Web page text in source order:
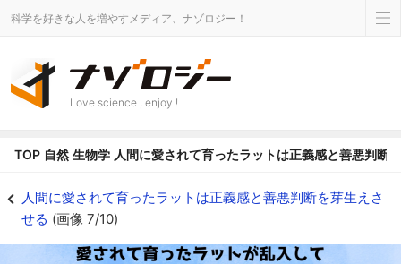
科学を好きな人を増やすメディア、ナゾロジー！
Love science , enjoy !
TOP 自然 生物学 人間に愛されて育ったラットは正義感と善悪判断
人間に愛されて育ったラットは正義感と善悪判断を芽生えさ
せる (画像 7/10)